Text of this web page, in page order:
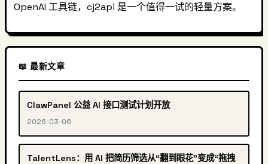
OpenAI 工具链，cj2api 是一个值得一试的轻量方案。
📖 最新文章
ClawPanel 公益 AI 接口测试计划开放
2026-03-06
TalentLens：用 AI 把简历筛选从“翻到眼花”变成“拖拽